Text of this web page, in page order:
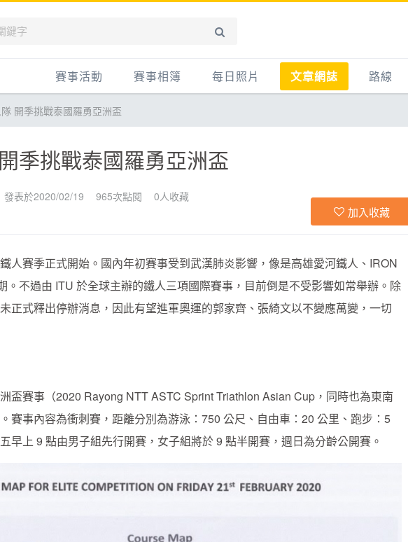
賽事活動
國內
兒童滑步車
跟著筆記騎車去
賽事相簿 每日照片 文章網誌
路線
主題
路線
自行車道
開季挑戰泰國羅勇亞洲盃
季挑戰泰國羅勇亞洲盃
發表於2020/02/19 965次點閱 0人收藏
加入收藏
人賽季正式開始。國內年初賽事受到武漢肺炎影響，像是高雄愛河鐵人、IRON
。不過由 ITU 於全球主辦的鐵人三項國際賽事，目前倒是不受影響如常舉辦。除
正式釋出停辦消息，因此有望進軍奧運的郭家齊、張綺文以不變應萬變，一切
盃賽事（2020 Rayong NTT ASTC Sprint Triathlon Asian Cup，同時也為東南
賽事內容為衝刺賽，距離分別為游泳：750 公尺、自由車：20 公里、跑步：5
早上 9 點由男子組先行開賽，女子組將於 9 點半開賽，週日為分齡公開賽。